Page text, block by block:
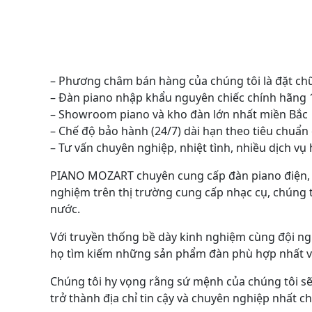
– Phương châm bán hàng của chúng tôi là đặt
– Đàn piano nhập khẩu nguyên chiếc chính hãng
– Showroom piano và kho đàn lớn nhất miền Bắc
– Chế độ bảo hành (24/7) dài hạn theo tiêu
– Tư vấn chuyên nghiệp, nhiệt tình, nhiều dịch vụ
PIANO MOZART chuyên cung cấp đàn piano
nghiệm trên thị trường cung cấp nhạc cụ, chúng
nước.
Với truyền thống bề dày kinh nghiệm cùng đội
họ tìm kiếm những sản phẩm đàn phù hợp nhất
Chúng tôi hy vọng rằng sứ mệnh của chúng tôi
trở thành địa chỉ tin cậy và chuyên nghiệp nhất